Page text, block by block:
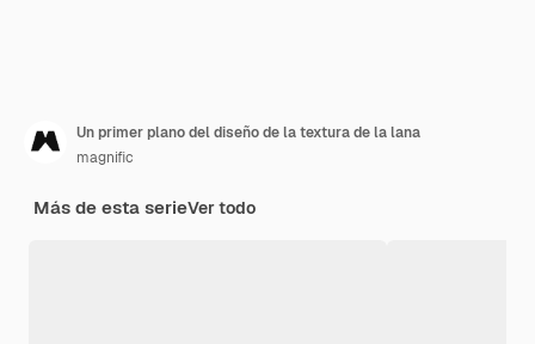
Un primer plano del diseño de la textura de la lana
magnific
Más de esta serieVer todo